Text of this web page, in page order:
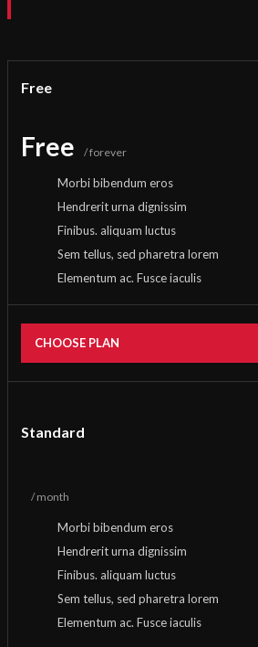
Free
Free / forever
Morbi bibendum eros
Hendrerit urna dignissim
Finibus. aliquam luctus
Sem tellus, sed pharetra lorem
Elementum ac. Fusce iaculis
CHOOSE PLAN
Standard
/ month
Morbi bibendum eros
Hendrerit urna dignissim
Finibus. aliquam luctus
Sem tellus, sed pharetra lorem
Elementum ac. Fusce iaculis